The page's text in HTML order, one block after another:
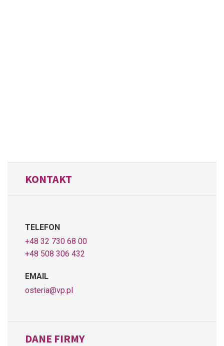
KONTAKT
TELEFON
+48 32 730 68 00
+48 508 306 432
EMAIL
osteria@vp.pl
DANE FIRMY